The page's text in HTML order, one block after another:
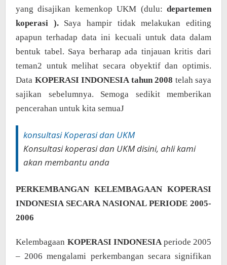
yang disajikan kemenkop UKM (dulu: departemen
koperasi ). Saya hampir tidak melakukan editing
apapun terhadap data ini kecuali untuk data dalam
bentuk tabel. Saya berharap ada tinjauan kritis dari
teman2 untuk melihat secara obyektif dan optimis.
Data KOPERASI INDONESIAtahun 2008 telah saya
sajikan sebelumnya. Semoga sedikit memberikan
pencerahan untuk kita semuaJ
konsultasi Koperasi dan UKM
Konsultasi koperasi dan UKM disini, ahli kami
akan membantu anda
PERKEMBANGAN KELEMBAGAAN KOPERASI
INDONESIA SECARA NASIONAL PERIODE 2005-
2006
Kelembagaan KOPERASI INDONESIA periode 2005
– 2006 mengalami perkembangan secara signifikan